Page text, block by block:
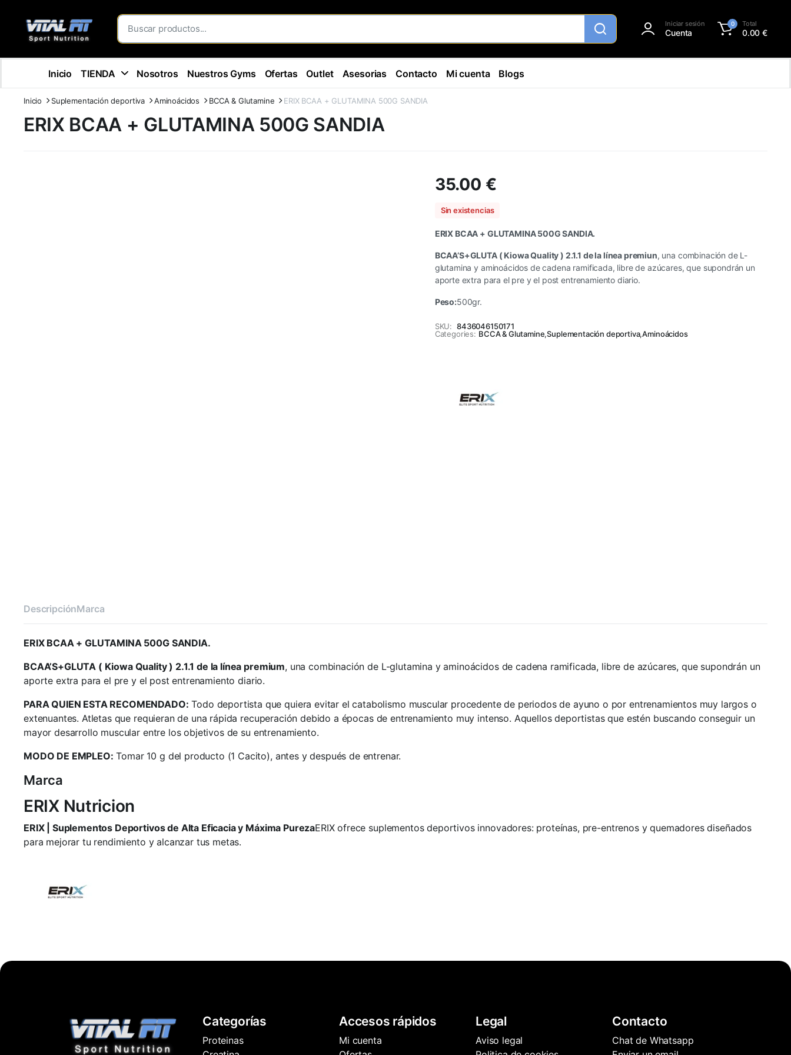
Iniciar sesión
Cuenta
0 Total
0.00€
Inicio TIENDA Nosotros Nuestros Gyms Ofertas Outlet Asesorias Contacto Mi cuenta Blogs
Inicio Suplementación deportiva Aminoácidos BCCA & Glutamine ERIX BCAA + GLUTAMINA 500G SANDIA
ERIX BCAA + GLUTAMINA 500G SANDIA
35.00 €
Sin existencias
ERIX BCAA + GLUTAMINA 500G SANDIA.
BCAA’S+GLUTA ( Kiowa Quality ) 2.1.1 de la línea premiun, una combinación de L-
glutamina y aminoácidos de cadena ramificada, libre de azúcares, que supondrán un
aporte extra para el pre y el post entrenamiento diario.
Peso:500gr.
SKU: 8436046150171
Categories: BCCA & Glutamine,Suplementación deportiva,Aminoácidos
DescripciónMarca
ERIX BCAA + GLUTAMINA 500G SANDIA.
BCAA’S+GLUTA ( Kiowa Quality ) 2.1.1 de la línea premium, una combinación de L-glutamina y aminoácidos de cadena ramificada, libre de azúcares, que supondrán un
aporte extra para el pre y el post entrenamiento diario.
PARA QUIEN ESTA RECOMENDADO: Todo deportista que quiera evitar el catabolismo muscular procedente de periodos de ayuno o por entrenamientos muy largos o
extenuantes. Atletas que requieran de una rápida recuperación debido a épocas de entrenamiento muy intenso. Aquellos deportistas que estén buscando conseguir un
mayor desarrollo muscular entre los objetivos de su entrenamiento.
MODO DE EMPLEO: Tomar 10 g del producto (1 Cacito), antes y después de entrenar.
Marca
ERIX Nutricion
ERIX | Suplementos Deportivos de Alta Eficacia y Máxima PurezaERIX ofrece suplementos deportivos innovadores: proteínas, pre-entrenos y quemadores diseñados
para mejorar tu rendimiento y alcanzar tus metas.
Categorías
Proteinas
Accesos rápidos
Mi cuenta
Legal
Aviso legal
Contacto
Chat de Whatsapp